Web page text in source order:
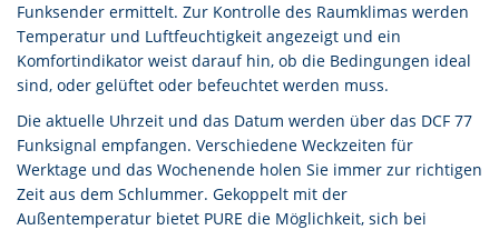
Funksender ermittelt. Zur Kontrolle des Raumklimas werden
Temperatur und Luftfeuchtigkeit angezeigt und ein
Komfortindikator weist darauf hin, ob die Bedingungen ideal
sind, oder gelüftet oder befeuchtet werden muss.
Die aktuelle Uhrzeit und das Datum werden über das DCF 77
Funksignal empfangen. Verschiedene Weckzeiten für
Werktage und das Wochenende holen Sie immer zur richtigen
Zeit aus dem Schlummer. Gekoppelt mit der
Außentemperatur bietet PURE die Möglichkeit, sich bei